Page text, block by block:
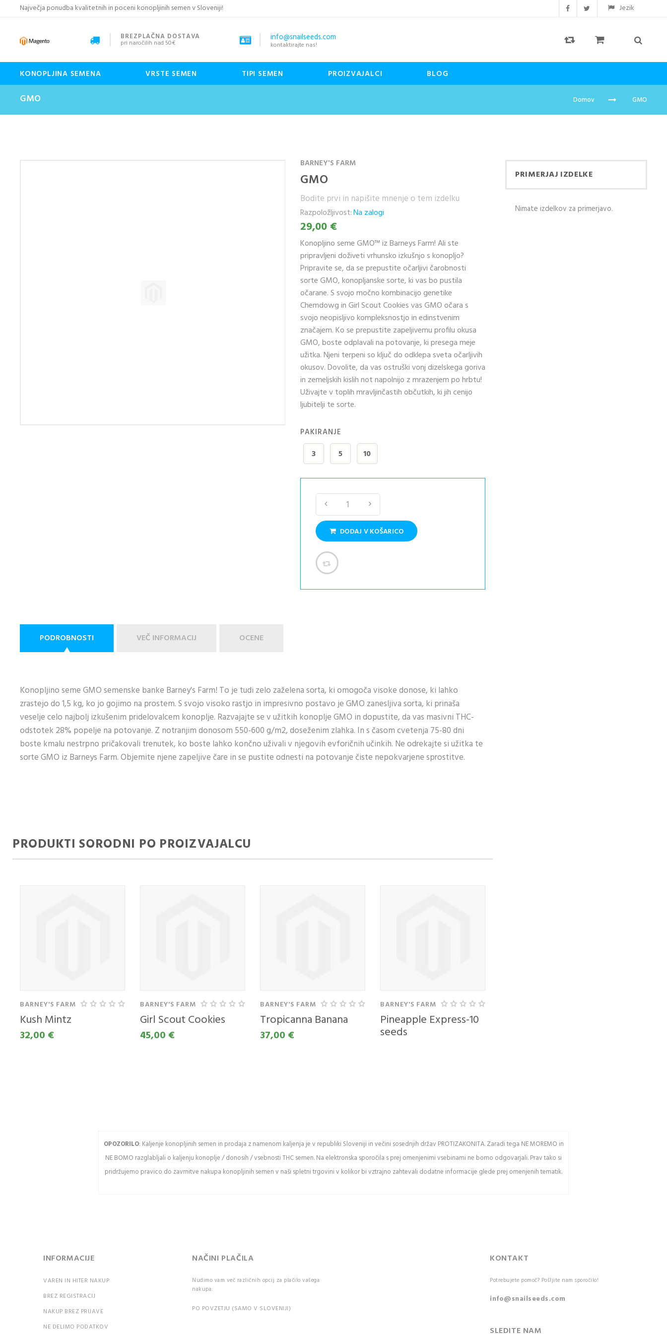
Največja ponudba kvalitetnih in poceni konopljinih semen v Sloveniji! Jezik
BREZPLAČNA DOSTAVA
pri naročilih nad 50€ info@snailseeds.com
kontaktirajte nas!
KONOPLJINA SEMENA VRSTE SEMEN TIPI SEMEN PROIZVAJALCI BLOG
GMO Domov GMO
BARNEY'S FARM
GMO
Bodite prvi in napišite mnenje o tem izdelku
Razpoložljivost:Na zalogi
29,00 €
Konopljino seme GMO™ iz Barneys Farm! Ali ste
pripravljeni doživeti vrhunsko izkušnjo s konopljo?
Pripravite se, da se prepustite očarljivi čarobnosti
sorte GMO, konopljanske sorte, ki vas bo pustila
očarane. S svojo močno kombinacijo genetike
Chemdowg in Girl Scout Cookies vas GMO očara s
svojo neopisljivo kompleksnostjo in edinstvenim
značajem. Ko se prepustite zapeljivemu profilu okusa
GMO, boste odplavali na potovanje, ki presega meje
užitka. Njeni terpeni so ključ do odklepa sveta očarljivih
okusov. Dovolite, da vas ostruški vonj dizelskega goriva
in zemeljskih kislih not napolnijo z mrazenjem po hrbtu!
Uživajte v toplih mravljinčastih občutkih, ki jih cenijo
ljubitelji te sorte.
PAKIRANJE
3 5 10
DODAJ V KOŠARICO
PODROBNOSTI
Konopljino seme GMO semenske banke Barney's Farm! To je tudi zelo zaželena sorta, ki omogoča visoke donose, ki lahko
zrastejo do 1,5 kg, ko jo gojimo na prostem. S svojo visoko rastjo in impresivno postavo je GMO zanesljiva sorta, ki prinaša
veselje celo najbolj izkušenim pridelovalcem konoplje. Razvajajte se v užitkih konoplje GMO in dopustite, da vas masivni THC-
odstotek 28% popelje na potovanje. Z notranjim donosom 550-600 g/m2, doseženim zlahka. In s časom cvetenja 75-80 dni
boste kmalu nestrpno pričakovali trenutek, ko boste lahko končno uživali v njegovih evforičnih učinkih. Ne odrekajte si užitka te
sorte GMO iz Barneys Farm. Objemite njene zapeljive čare in se pustite odnesti na potovanje čiste nepokvarjene sprostitve.
VEČ INFORMACIJ OCENE
PRODUKTI SORODNI PO PROIZVAJALCU
BARNEY'S FARM
Kush Mintz
32,00 €
BARNEY'S FARM
Girl Scout Cookies
45,00 €
BARNEY'S FARM
Tropicanna Banana
37,00 €
BARNEY'S FARM
Pineapple Express-10
seeds
PRIMERJAJ IZDELKE
Nimate izdelkov za primerjavo.
OPOZORILO: Kaljenje konopljinih semen in prodaja z namenom kaljenja je v republiki Sloveniji in večini sosednjih držav PROTIZAKONITA. Zaradi tega NE MOREMO in
NE BOMO razglabljali o kaljenju konoplje / donosih / vsebnosti THC semen. Na elektronska sporočila s prej omenjenimi vsebinami ne bomo odgovarjali. Prav tako si
pridržujemo pravico do zavrnitve nakupa konopljinih semen v naši spletni trgovini v kolikor bi vztrajno zahtevali dodatne informacije glede prej omenjenih tematik.
INFORMACIJE
VAREN IN HITER NAKUP
BREZ REGISTRACIJ
NAKUP BREZ PRIJAVE
NE DELIMO PODATKOV
NAČINI PLAČILA
Nudimo vam več različnih opcij za plačilo vašega
nakupa:
PO POVZETJU (SAMO V SLOVENIJI)
KONTAKT
Potrebujete pomoč? Pošljite nam sporočilo!
info@snailseeds.com
SLEDITE NAM
ima veliko
prednosti:
Ogled stanja
Email naslov
Osveži varnostno
PRIJAVA
Ali ste pozabili vaše